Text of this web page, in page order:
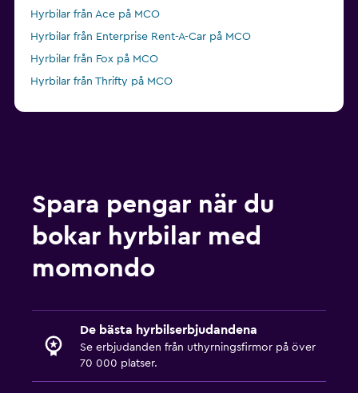
Hyrbilar från Ace på MCO
Hyrbilar från Enterprise Rent-A-Car på MCO
Hyrbilar från Fox på MCO
Hyrbilar från Thrifty på MCO
Spara pengar när du
bokar hyrbilar med
momondo
De bästa hyrbilserbjudandena
Se erbjudanden från uthyrningsfirmor på över
70 000 platser.